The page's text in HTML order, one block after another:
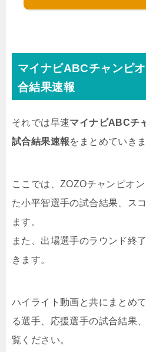
マイナビABCチャンピ
合結果速報
それでは早速マイナビABCチ
試合結果速報をまとめていきま
ここでは、ZOZOチャンピオ
た小平智選手の試合結果、ス
ます。
また、出場選手のラウンド終
きます。
ハイライト動画と共にまとめ
る選手、応援選手の試合結果
覧ください。